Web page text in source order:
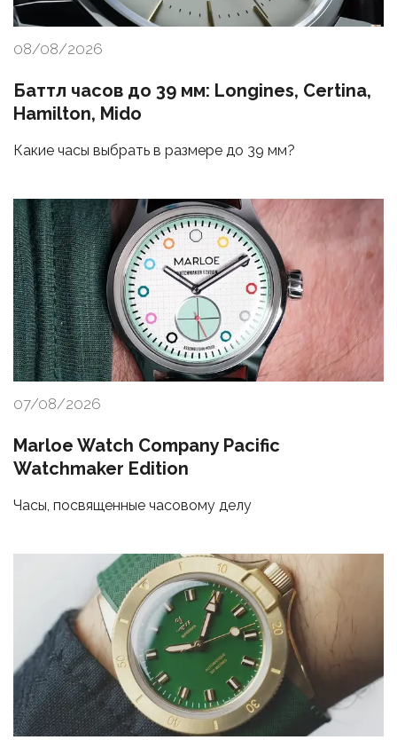
08/08/2026
Баттл часов до 39 мм: Longines, Certina,
Hamilton, Mido
Какие часы выбрать в размере до 39 мм?
07/08/2026
Marloe Watch Company Pacific
Watchmaker Edition
Часы, посвященные часовому делу